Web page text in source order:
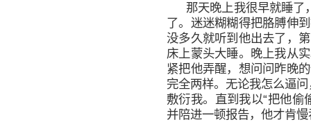
那天晚上我很早就睡了
了。迷迷糊糊得把胳膊伸
没多久就听到他出去了，
床上蒙头大睡。晚上我从
紧把他弄醒，想问问昨晚
完全两样。无论我怎么逼问
敷衍我。直到我以“把他偷
并陪进一顿报告，他才肯